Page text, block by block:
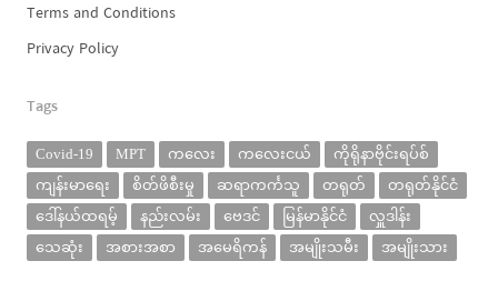
Terms and Conditions
Privacy Policy
Tags
Covid-19 MPT ကလေး ကလေးငယ်
ကိုရိုနာဗိုင်းရပ်စ်
ကျန်းမာရေး
စိတ်ဖိစီးမှု ဆရာကင်္ကသူ တရုတ်
တရုတ်နိုင်ငံ
ဒေါ်နယ်ထရမ့်
နည်းလမ်း ဗေဒင် မြန်မာနိုင်ငံ
လှူဒါန်း
သေဆုံး
အစားအစာ အမေရိကန် အမျိုးသမီး အမျိုးသား